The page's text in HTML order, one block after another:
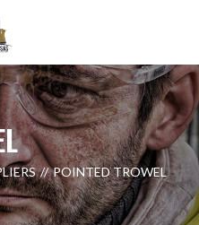
POINTED TROWEL